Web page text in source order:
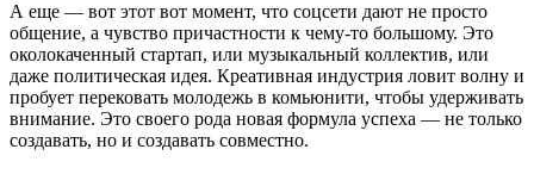
А еще — вот этот вот момент, что соцсети дают не просто
общение, а чувство причастности к чему-то большому. Это
околокаченный стартап, или музыкальный коллектив, или
даже политическая идея. Креативная индустрия ловит волну и
пробует перековать молодежь в комьюнити, чтобы удерживать
внимание. Это своего рода новая формула успеха — не только
создавать, но и создавать совместно.